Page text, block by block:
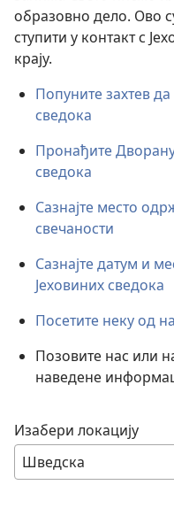
образовно дело. Ово
ступити у контакт с
крају.
Попуните захтев
сведока
Пронађите
сведока
Сазнајте место
свечаности
Сазнајте датум и
Јеховиних сведока
Посетите неку од
Позовите нас или
наведене
Изабери локацију